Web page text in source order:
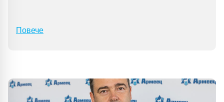
Повече